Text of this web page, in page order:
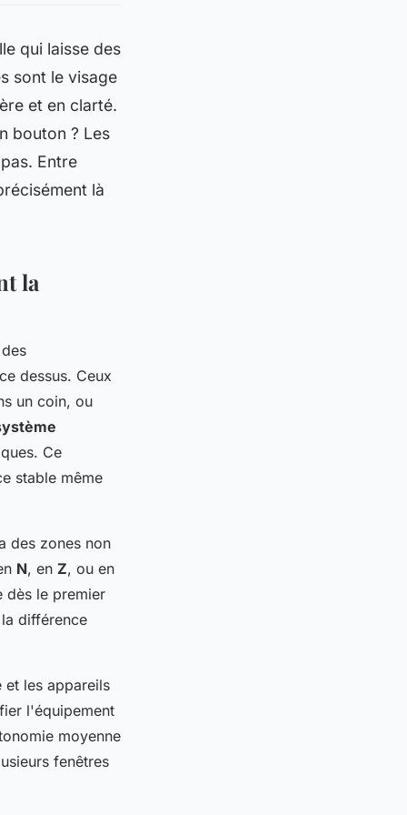
qui laisse des
sont le visage
et en clarté.
bouton ? Les
Entre
là
la
dessus. Ceux
un coin, ou
Ce
stable même
des zones non
N, en Z, ou en
dès le premier
différence
et les appareils
l'équipement
moyenne
fenêtres